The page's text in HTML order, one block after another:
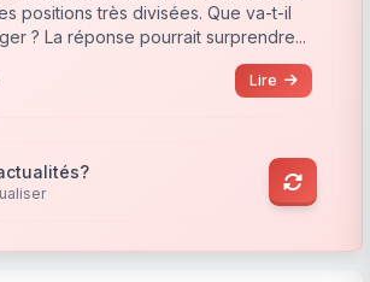
positions très divisées. Que va-t-il
? La réponse pourrait surprendre...
Lire